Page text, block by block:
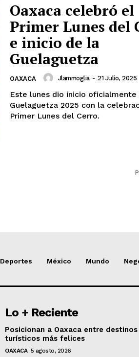
Oaxaca celebró el
Primer Lunes del
e inicio de la
Guelaguetza
OAXACA Jlammoglia - 21 Julio, 2025
Este lunes dio inicio oficialmente
Guelaguetza 2025 con la
Primer Lunes del Cerro.
Deportes México Mundo
Lo + Reciente
Posicionan a Oaxaca entre destinos
turísticos más felices
OAXACA 5 agosto, 2026